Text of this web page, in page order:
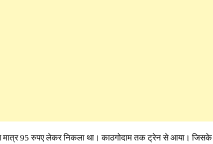
मात्र 95 रुपए लेकर निकला था। काठगोदाम तक ट्रेन से आया। जिसके